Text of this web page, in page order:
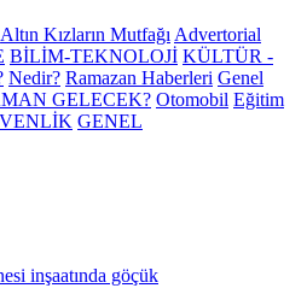
Altın Kızların Mutfağı Advertorial
BİLİM-TEKNOLOJİ KÜLTÜR -
Nedir? Ramazan Haberleri Genel
GELECEK? Otomobil Eğitim
GENEL
inşaatında göçük